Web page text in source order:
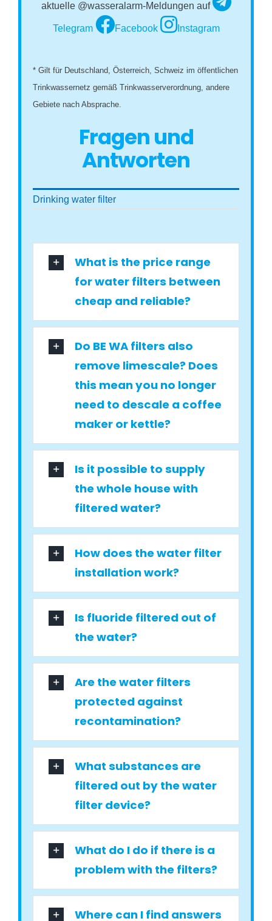
aktuelle @wasseralarm-Meldungen auf
Telegram Facebook Instagram
* Gilt für Deutschland, Österreich, Schweiz im öffentlichen
Trinkwassernetz gemäß Trinkwasserverordnung, andere
Gebiete nach Absprache.
Fragen und
Antworten
Drinking water filter
What is the price range
for water filters between
cheap and reliable?
Do BE WA filters also
remove limescale? Does
this mean you no longer
need to descale a coffee
maker or kettle?
Is it possible to supply
the whole house with
filtered water?
How does the water filter
installation work?
Is fluoride filtered out of
the water?
Are the water filters
protected against
recontamination?
What substances are
filtered out by the water
filter device?
What do I do if there is a
problem with the filters?
Where can I find answers